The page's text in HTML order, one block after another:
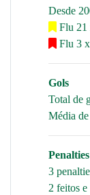
Desde
Flu 21
Flu 3
Gols
Total de
Média
Penalties
3
2 feitos